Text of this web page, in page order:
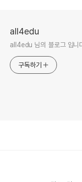
all4edu
all4edu 님의 블로그 입니
구독하기